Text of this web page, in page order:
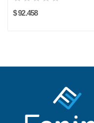
$ 92.458